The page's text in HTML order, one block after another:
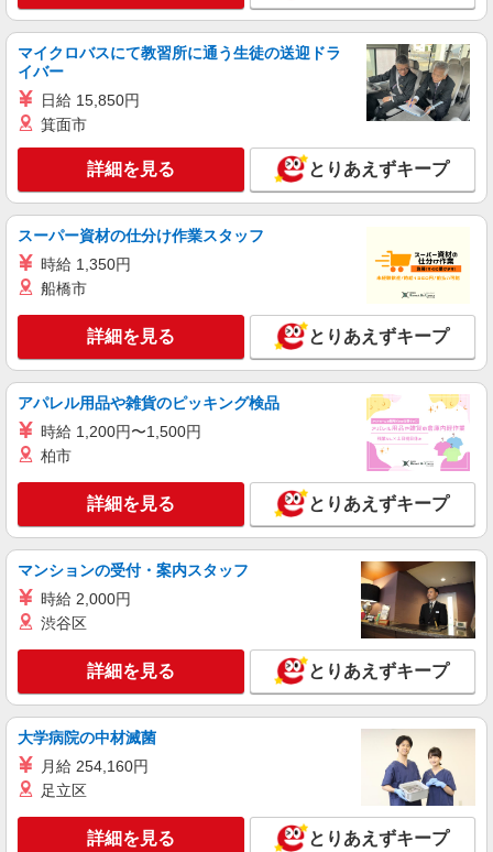
マイクロバスにて教習所に通う生徒の送迎ドラ
イバー
日給 15,850円
箕面市
詳細を見る とりあえずキープ
スーパー資材の仕分け作業スタッフ
時給 1,350円
船橋市
詳細を見る とりあえずキープ
アパレル用品や雑貨のピッキング検品
時給 1,200円〜1,500円
柏市
詳細を見る とりあえずキープ
マンションの受付・案内スタッフ
時給 2,000円
渋谷区
詳細を見る とりあえずキープ
大学病院の中材滅菌
月給 254,160円
足立区
詳細を見る とりあえずキープ